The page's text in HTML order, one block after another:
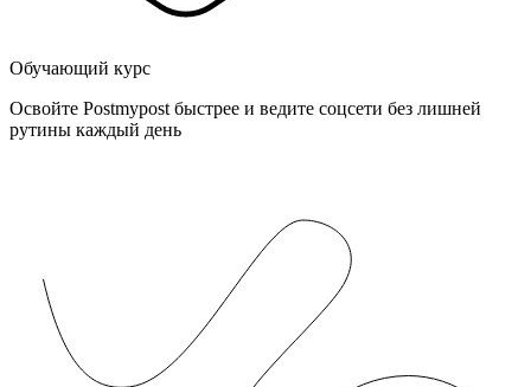
Обучающий курс
Освойте Postmypost быстрее и ведите соцсети без лишней
рутины каждый день